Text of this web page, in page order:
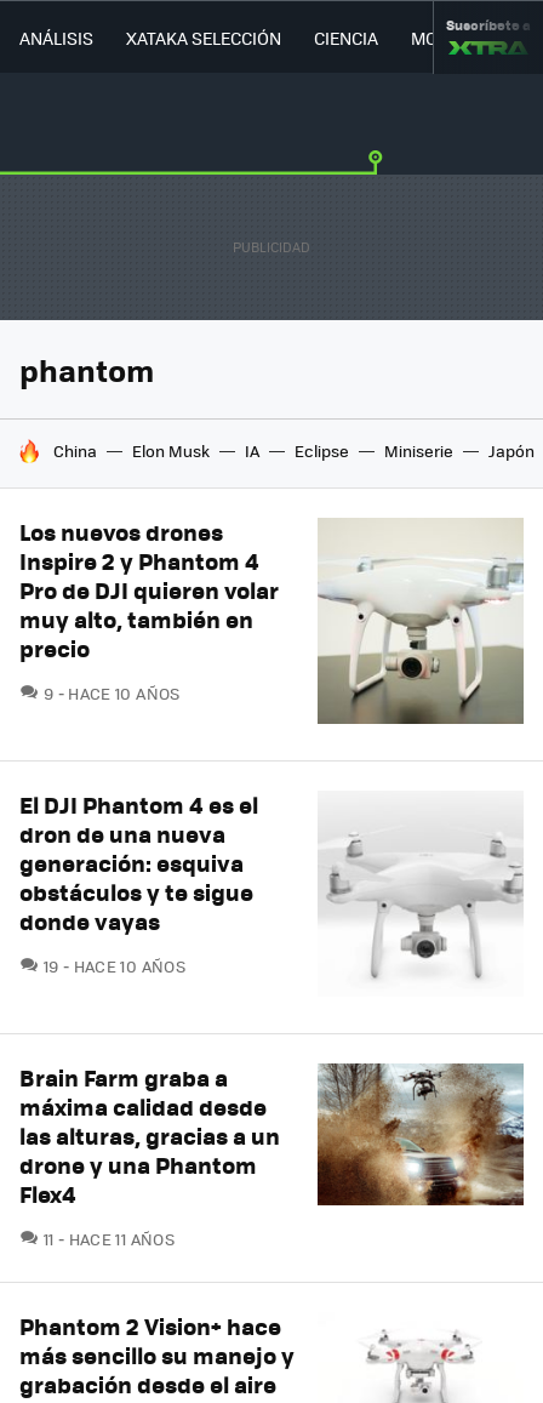
ANÁLISIS XATAKA SELECCIÓN CIENCIA MOVILIDAD
Suscríbete a
phantom
HOY SE HABLA DE
China Elon Musk IA Eclipse Miniserie Japón
Los nuevos drones
Inspire 2 y Phantom 4
Pro de DJI quieren volar
muy alto, también en
precio
9 COMENTARIOS
HACE 10 AÑOS
El DJI Phantom 4 es el
dron de una nueva
generación: esquiva
obstáculos y te sigue
donde vayas
19 COMENTARIOS
HACE 10 AÑOS
Brain Farm graba a
máxima calidad desde
las alturas, gracias a un
drone y una Phantom
Flex4
11 COMENTARIOS
HACE 11 AÑOS
Phantom 2 Vision+ hace
más sencillo su manejo y
grabación desde el aire